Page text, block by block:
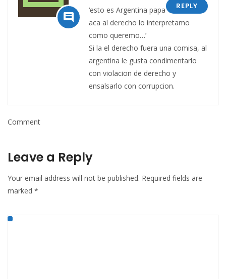

REPLY
‘esto es Argentina papa
aca al derecho lo interpretamo
como queremo…’
Si la el derecho fuera una comisa, al
argentina le gusta condimentarlo
con violacion de derecho y
ensalsarlo con corrupcion.
Comment
Leave a Reply
Your email address will not be published. Required fields are
marked *